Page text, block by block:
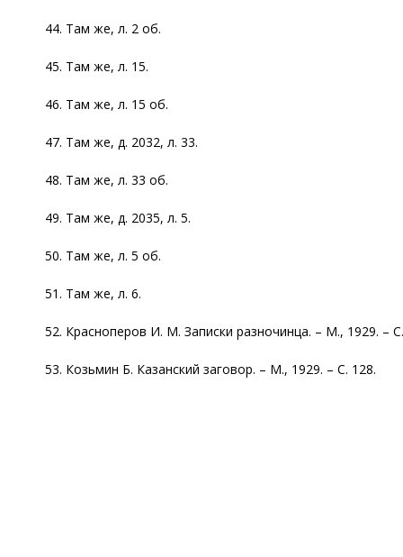
44. Там же, л. 2 об.
45. Там же, л. 15.
46. Там же, л. 15 об.
47. Там же, д. 2032, л. 33.
48. Там же, л. 33 об.
49. Там же, д. 2035, л. 5.
50. Там же, л. 5 об.
51. Там же, л. 6.
52. Красноперов И. М. Записки разночинца. – М., 1929. –
53. Козьмин Б. Казанский заговор. – М., 1929. – С. 128.